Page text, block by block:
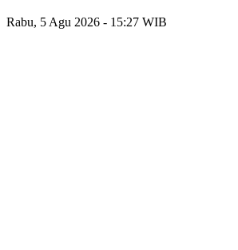
Rabu, 5 Agu 2026 - 15:27 WIB